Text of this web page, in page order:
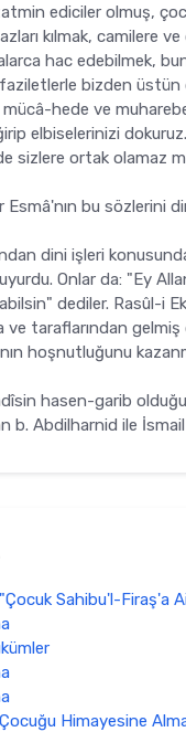
ediciler olmuş,
kılmak, camilere
hac edebilmek,
bizden üstün
hede ve muharebe
elbiselerinizi dokuruz.
sizlere ortak olamaz
Esmâ'nın bu sözlerini
dini işleri
Onlar da: "Ey
dediler. Rasûl-i
taraflarından gelmiş
hoşnutluğunu
hasen-garib
b. Abdilharnid ile
Sahibu'l-Firaş'a
Himayesine